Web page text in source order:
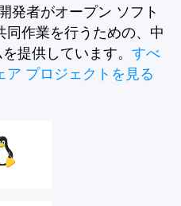
者がオープン ソフト
同作業を行うための、中
提供しています。 すべ
ア プロジェクトを見る